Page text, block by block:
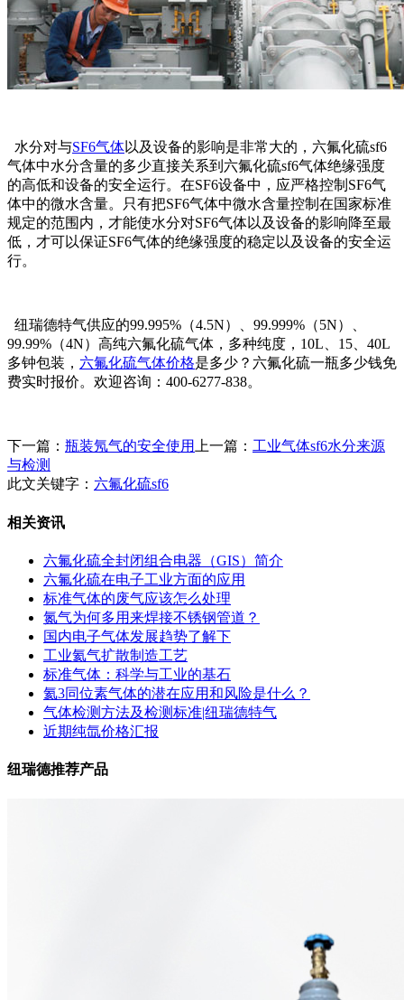
水分对与SF6气体以及设备的影响是非常大的，六氟化硫sf6
气体中水分含量的多少直接关系到六氟化硫sf6气体绝缘强度
的高低和设备的安全运行。在SF6设备中，应严格控制SF6气
体中的微水含量。只有把SF6气体中微水含量控制在国家标准
规定的范围内，才能使水分对SF6气体以及设备的影响降至最
低，才可以保证SF6气体的绝缘强度的稳定以及设备的安全运
行。
纽瑞德特气供应的99.995%（4.5N）、99.999%（5N）、
99.99%（4N）高纯六氟化硫气体，多种纯度，10L、15、40L
多钟包装， 六氟化硫气体价格是多少？六氟化硫一瓶多少钱免
费实时报价。欢迎咨询：400-6277-838。
下一篇： 瓶装氖气的安全使用 上一篇： 工业气体sf6水分来源
与检测
此文关键字： 六氟化硫sf6
相关资讯
六氟化硫全封闭组合电器（GIS）简介
六氟化硫在电子工业方面的应用
标准气体的废气应该怎么处理
氮气为何多用来焊接不锈钢管道？
国内电子气体发展趋势了解下
工业氦气扩散制造工艺
标准气体：科学与工业的基石
氦3同位素气体的潜在应用和风险是什么？
气体检测方法及检测标准|纽瑞德特气
近期纯氙价格汇报
纽瑞德推荐产品